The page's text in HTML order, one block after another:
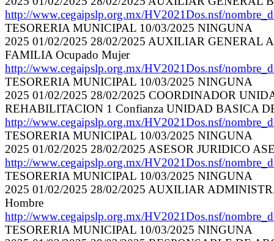
http://www.cegaipslp.org.mx/HV2021Dos.nsf/
TESORERIA MUNICIPAL 10/03/2025 NINGUNA
2025 01/02/2025 28/02/2025 AUXILIAR GENERAL
FAMILIA Ocupado Mujer
http://www.cegaipslp.org.mx/HV2021Dos.nsf/
TESORERIA MUNICIPAL 10/03/2025 NINGUNA
2025 01/02/2025 28/02/2025 COORDINADOR
REHABILITACION 1 Confianza UNIDAD BASICA
http://www.cegaipslp.org.mx/HV2021Dos.nsf/
TESORERIA MUNICIPAL 10/03/2025 NINGUNA
2025 01/02/2025 28/02/2025 ASESOR JURIDICO
http://www.cegaipslp.org.mx/HV2021Dos.nsf/
TESORERIA MUNICIPAL 10/03/2025 NINGUNA
2025 01/02/2025 28/02/2025 AUXILIAR
Hombre
http://www.cegaipslp.org.mx/HV2021Dos.nsf/
TESORERIA MUNICIPAL 10/03/2025 NINGUNA